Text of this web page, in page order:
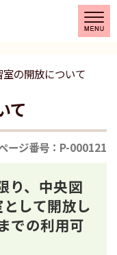
の開放について
て
ージ番号：P-000121
り、中央図
して開放し
での利用可